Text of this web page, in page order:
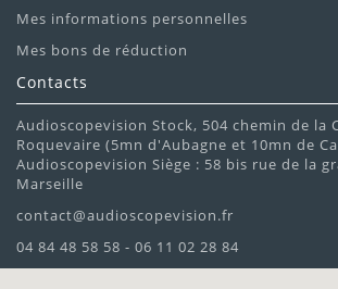
Mes informations personnelles
Mes bons de réduction
Contacts
Audioscopevision Stock, 504 chemin de la
Roquevaire (5mn d'Aubagne et 10mn de
Audioscopevision Siège : 58 bis rue de la
Marseille
contact@audioscopevision.fr
04 84 48 58 58 - 06 11 02 28 84